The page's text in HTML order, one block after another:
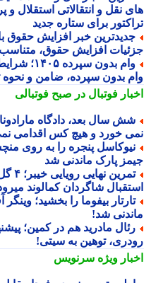
نقل و انتقالاتی استقلال و
برای ستاره جدید
افزایش حقوق، متناسب
وام بدون
بدون سپرده، ضامن و نحوه ثبت
فوتبال در صبح فوتبالی
سال بعد، دادگاه مارادونا
خورد و هیچ کس اقدامی نمی
پنجره را به روی
پارک ماندنی شد
تمرین
شاگردان کمالوند میرود!
بیفوما را بخشید؛ وینگر
شد!
توهین به سیتی!
ویژهسرنویس